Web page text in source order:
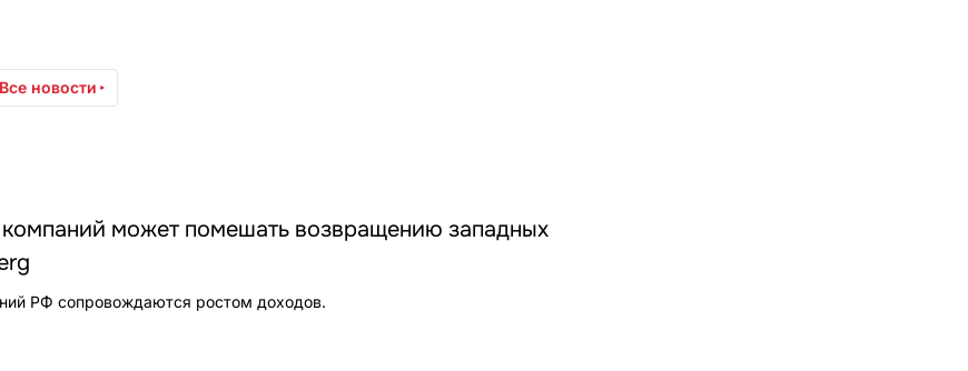
Все новости
компаний может помешать возвращению западных
РФ сопровождаются ростом доходов.